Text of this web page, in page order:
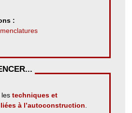
:
lestechniques et
à l’autoconstruction